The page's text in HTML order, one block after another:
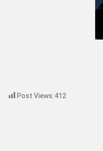
Post Views:412